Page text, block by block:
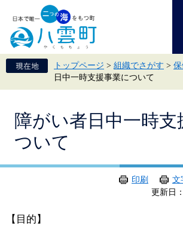
頭
で
飛
ば
て
トップページ > 組織でさがす >
日中一時支援事業について
障がい者日中一時支
ついて
印刷
文
更新日
【目的】